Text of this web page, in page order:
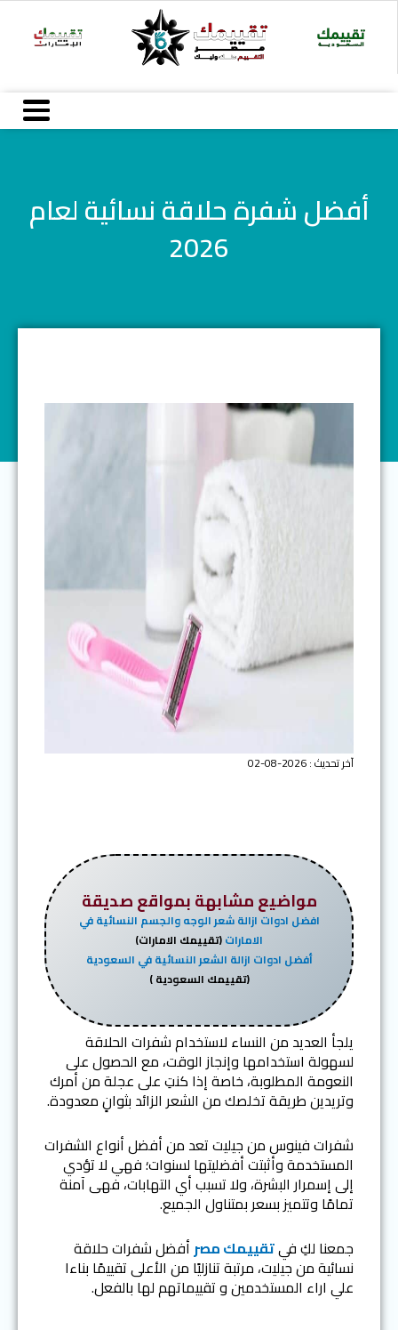
تخطي
المحتوى
أفضل شفرة حلاقة نسائية لعام
2026
آخر تحديث : 2026-08-02
مواضيع مشابهة بمواقع صديقة
افضل ادوات ازالة شعر الوجه والجسم النسائية في
الامارات(تقييمك الامارات)
أفضل ادوات ازالة الشعر النسائية في السعودية
(تقييمك السعودية )
يلجأ العديد من النساء لاستخدام شفرات الحلاقة
لسهولة استخدامها وإنجاز الوقت، مع الحصول على
النعومة المطلوبة، خاصة إذا كنتِ على عجلة من أمرك
وتريدين طريقة تخلصك من الشعر الزائد بثوانٍ معدودة.
شفرات فينوس من جيليت تعد من أفضل أنواع الشفرات
المستخدمة وأثبتت أفضليتها لسنوات؛ فهي لا تؤدي
إلى إسمرار البشرة، ولا تسبب أي التهابات، فهى آمنة
تمامًا وتتميز بسعر بمتناول الجميع.
جمعنا لكِ فيتقييمك مصرأفضل شفرات حلاقة
نسائية من جيليت، مرتبة تنازليًا من الأعلى تقييمًا بناءا
علي اراء المستخدمين و تقييماتهم لها بالفعل.